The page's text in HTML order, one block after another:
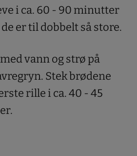
i ca. 60 - 90 minutter
er til dobbelt så store.
vann og strø på
Stek brødene
rille i ca. 40 - 45